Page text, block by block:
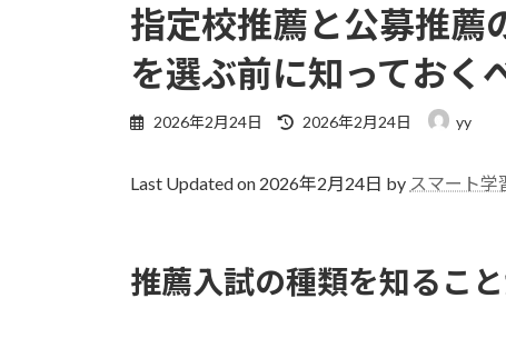
指定校推薦と公募推薦
を選ぶ前に知っておく
2026年2月24日
最
新
2026年2月24日 yy
Last Updated on 2026年2月24日 by スマート学
推薦入試の種類を知るこ